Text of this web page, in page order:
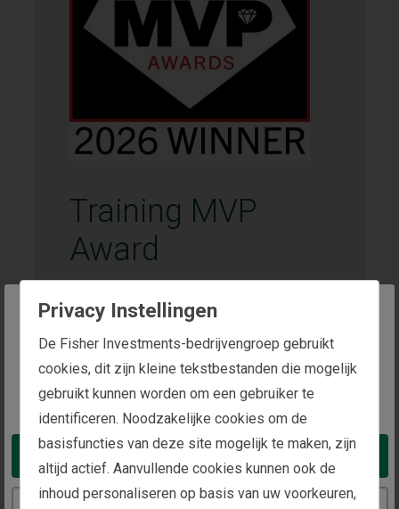
The website you are trying to reach is
intended for investors in the Netherlands
You appear to be in the United States
Take me to the United States website
Training MVP
Award
Training Magazine
Toegekend aan:
Fisher Investments
Toegekend in
2026
Fisher Investments werd bekroond met de
Privacy Instellingen
De Fisher Investments-bedrijvengroep gebruikt
cookies, dit zijn kleine tekstbestanden die mogelijk
gebruikt kunnen worden om een gebruiker te
identificeren. Noodzakelijke cookies om de
basisfuncties van deze site mogelijk te maken, zijn
altijd actief. Aanvullende cookies kunnen ook de
inhoud personaliseren op basis van uw voorkeuren,